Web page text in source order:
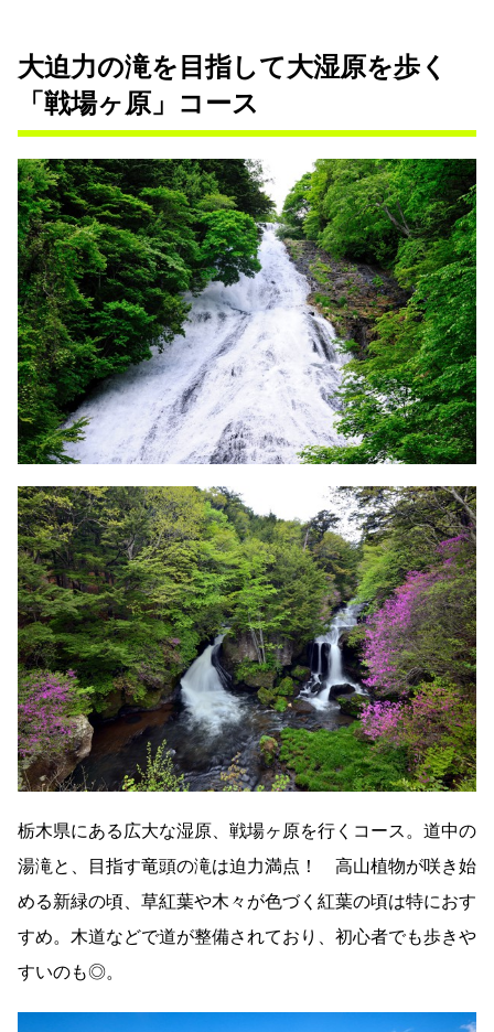
大迫力の滝を目指して大湿原を歩く
「戦場ヶ原」コース
栃木県にある広大な湿原、戦場ヶ原を行くコース。道中の
湯滝と、目指す竜頭の滝は迫力満点！ 高山植物が咲き始
める新緑の頃、草紅葉や木々が色づく紅葉の頃は特におす
すめ。木道などで道が整備されており、初心者でも歩きや
すいのも◎。